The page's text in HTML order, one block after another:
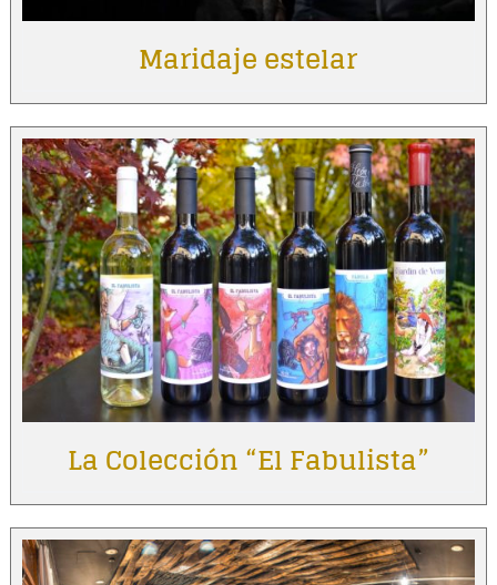
Maridaje estelar
La Colección “El Fabulista”